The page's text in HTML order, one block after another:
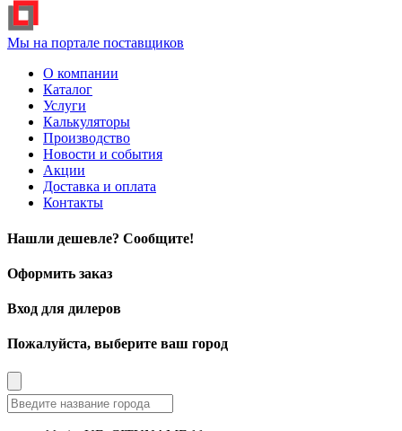
Мы на портале поставщиков
О компании
Каталог
Услуги
Калькуляторы
Производство
Новости и события
Акции
Доставка и оплата
Контакты
Нашли дешевле? Сообщите!
Оформить заказ
Вход для дилеров
Пожалуйста, выберите ваш город